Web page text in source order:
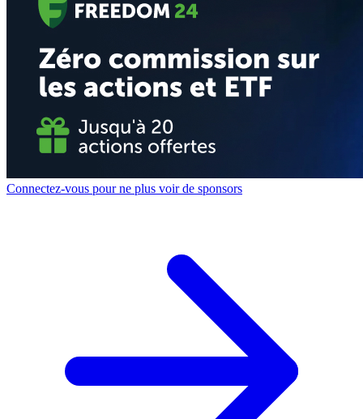
Connectez-vous pour ne plus voir de sponsors